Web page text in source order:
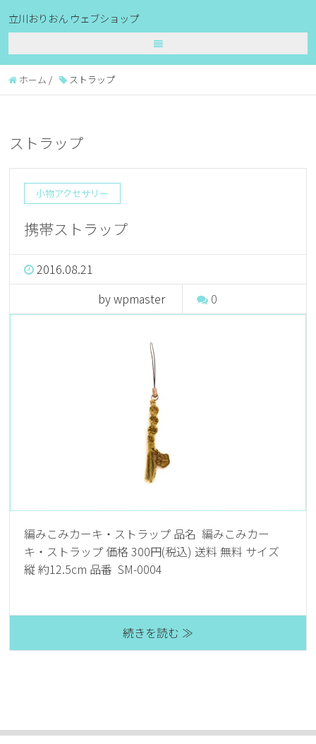
立川おりおん ウェブショップ
ホーム / ストラップ
ストラップ
小物アクセサリー
携帯ストラップ
2016.08.21
by wpmaster
0
編みこみカーキ・ストラップ 品名 編みこみカー
キ・ストラップ 価格 300円(税込) 送料 無料 サイズ
縦 約12.5cm 品番 SM-0004
続きを読む ≫